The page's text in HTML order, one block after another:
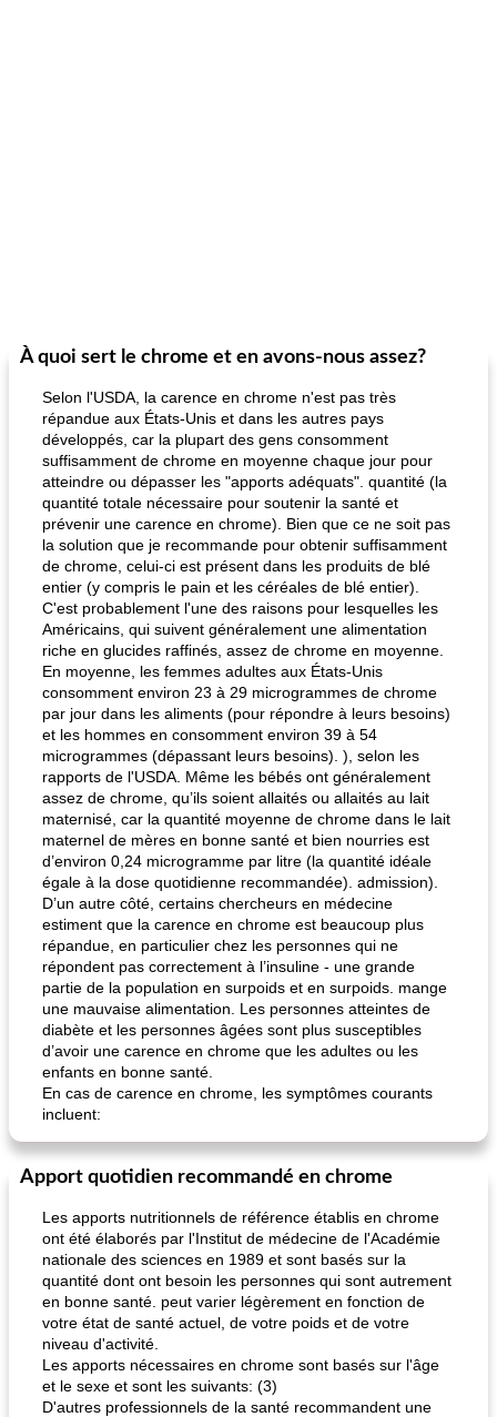
À quoi sert le chrome et en avons-nous assez?
Selon l'USDA, la carence en chrome n'est pas très
répandue aux États-Unis et dans les autres pays
développés, car la plupart des gens consomment
suffisamment de chrome en moyenne chaque jour pour
atteindre ou dépasser les "apports adéquats". quantité (la
quantité totale nécessaire pour soutenir la santé et
prévenir une carence en chrome). Bien que ce ne soit pas
la solution que je recommande pour obtenir suffisamment
de chrome, celui-ci est présent dans les produits de blé
entier (y compris le pain et les céréales de blé entier).
C'est probablement l'une des raisons pour lesquelles les
Américains, qui suivent généralement une alimentation
riche en glucides raffinés, assez de chrome en moyenne.
En moyenne, les femmes adultes aux États-Unis
consomment environ 23 à 29 microgrammes de chrome
par jour dans les aliments (pour répondre à leurs besoins)
et les hommes en consomment environ 39 à 54
microgrammes (dépassant leurs besoins). ), selon les
rapports de l'USDA. Même les bébés ont généralement
assez de chrome, qu’ils soient allaités ou allaités au lait
maternisé, car la quantité moyenne de chrome dans le lait
maternel de mères en bonne santé et bien nourries est
d’environ 0,24 microgramme par litre (la quantité idéale
égale à la dose quotidienne recommandée). admission).
D’un autre côté, certains chercheurs en médecine
estiment que la carence en chrome est beaucoup plus
répandue, en particulier chez les personnes qui ne
répondent pas correctement à l’insuline - une grande
partie de la population en surpoids et en surpoids. mange
une mauvaise alimentation. Les personnes atteintes de
diabète et les personnes âgées sont plus susceptibles
d’avoir une carence en chrome que les adultes ou les
enfants en bonne santé.
En cas de carence en chrome, les symptômes courants
incluent:
Apport quotidien recommandé en chrome
Les apports nutritionnels de référence établis en chrome
ont été élaborés par l'Institut de médecine de l'Académie
nationale des sciences en 1989 et sont basés sur la
quantité dont ont besoin les personnes qui sont autrement
en bonne santé. peut varier légèrement en fonction de
votre état de santé actuel, de votre poids et de votre
niveau d'activité.
Les apports nécessaires en chrome sont basés sur l'âge
et le sexe et sont les suivants: (3)
D'autres professionnels de la santé recommandent une